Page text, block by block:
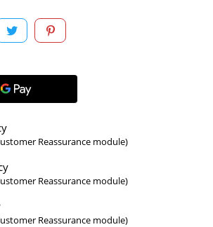
Reassurance module)
Reassurance module)
Reassurance module)